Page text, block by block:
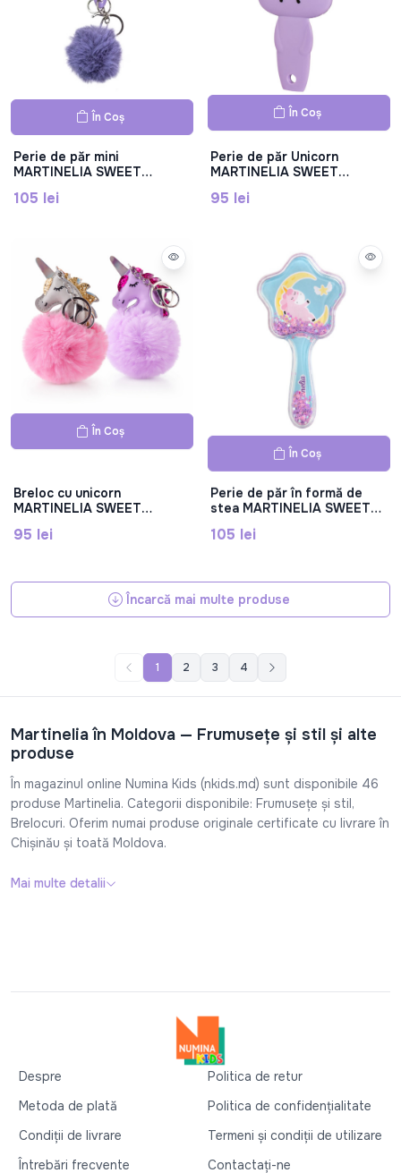
În Coș
Perie de păr mini
MARTINELIA SWEET
breloc, Mar3021W
105 lei
În Coș
Perie de păr Unicorn
MARTINELIA SWEET
95 lei
În Coș
Breloc cu unicorn
MARTINELIA SWEET
95 lei
În Coș
Perie de păr în formă de
stea MARTINELIA SWEET
105 lei
Încarcă mai multe produse
1 2 3 4
Martinelia în Moldova — Frumuseţe şi stil și alte
produse
În magazinul online Numina Kids (nkids.md) sunt disponibile 46
produse Martinelia. Categorii disponibile: Frumuseţe şi stil,
Brelocuri. Oferim numai produse originale certificate cu livrare în
Chișinău și toată Moldova.
Mai multe detalii
Despre
Politica de retur
Metoda de plată
Politica de confidențialitate
Condiții de livrare
Termeni și condiții de utilizare
Întrebări frecvente
Contactați-ne